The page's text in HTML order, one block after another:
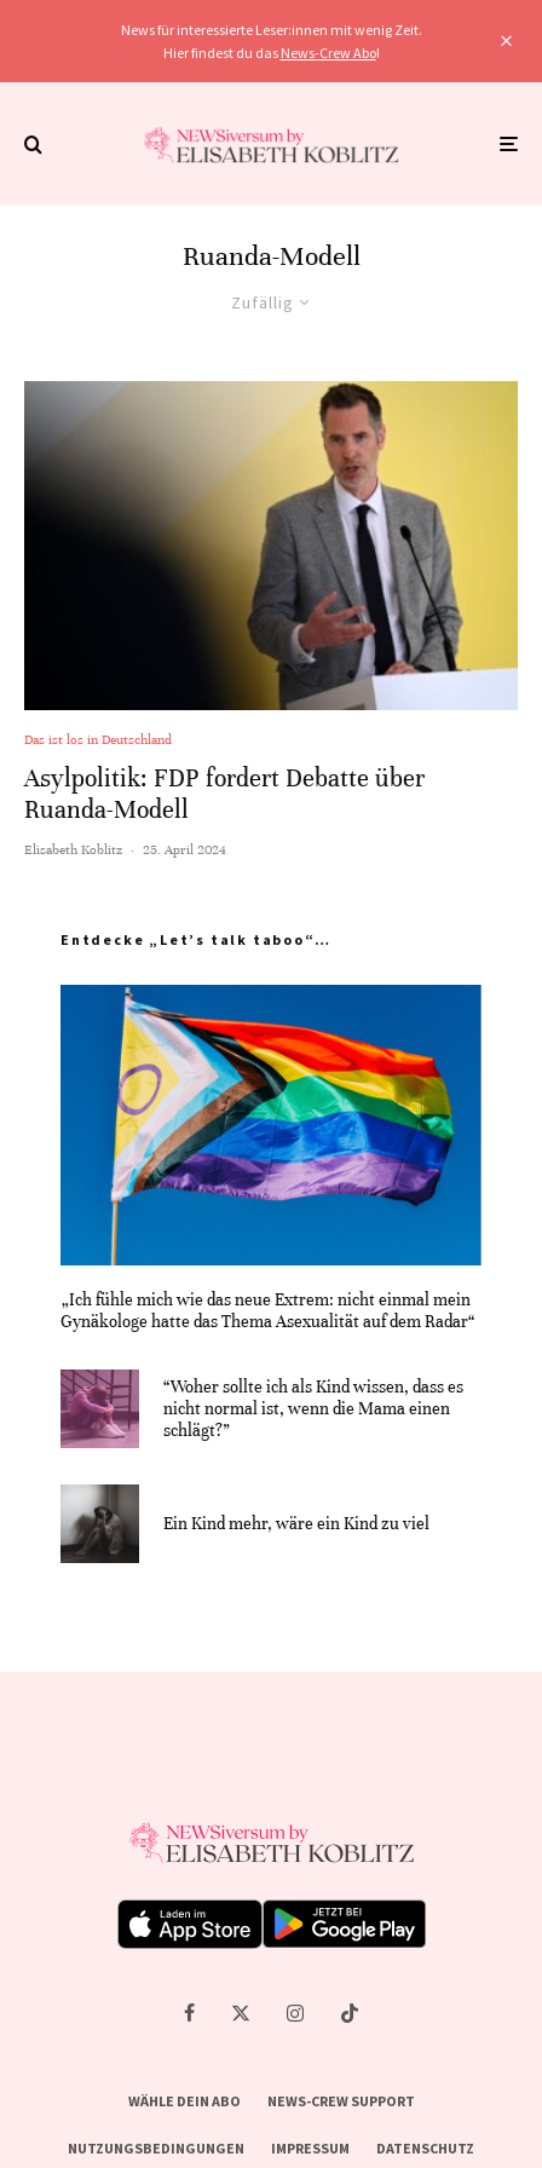
News für interessierte Leser:innen mit wenig Zeit.
Hier findest du das News-Crew Abo!
Ruanda-Modell
Zufällig
Das ist los in Deutschland
Asylpolitik: FDP fordert Debatte über
Ruanda-Modell
Elisabeth Koblitz · 25. April 2024
Entdecke „Let’s talk taboo“…
„Ich fühle mich wie das neue Extrem: nicht einmal mein
Gynäkologe hatte das Thema Asexualität auf dem Radar“
“Woher sollte ich als Kind wissen, dass es
nicht normal ist, wenn die Mama einen
schlägt?”
Ein Kind mehr, wäre ein Kind zu viel
WÄHLE DEIN ABO NEWS-CREW SUPPORT
NUTZUNGSBEDINGUNGEN IMPRESSUM DATENSCHUTZ